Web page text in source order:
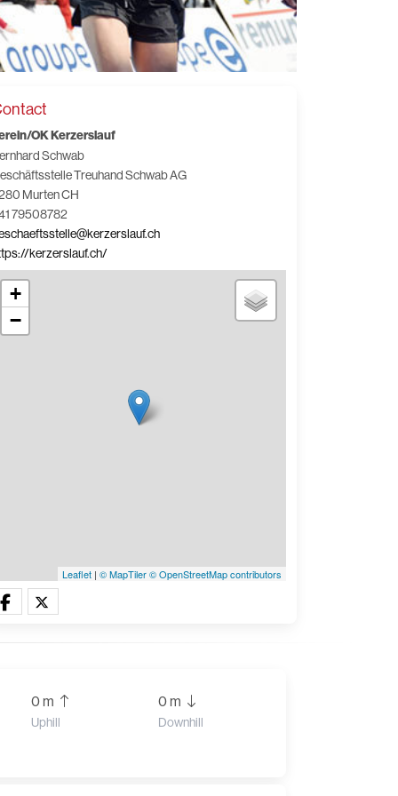
OK Kerzerslauf
Schwab
Treuhand Schwab AG
Murten CH
79508782
kerzerslauf.ch/
+
−
Leaflet | © MapTiler© OpenStreetMap contributors
0 m
Uphill
0 m
Downhill